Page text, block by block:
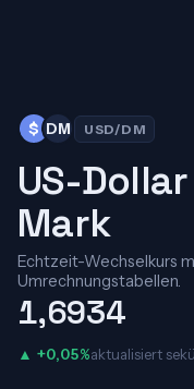
$ DM USD/DM
US-
Mark
Echtzeit-Wechselkurs
Umrechnungstabellen.
1,6934
▲ +0,05%aktualisiert